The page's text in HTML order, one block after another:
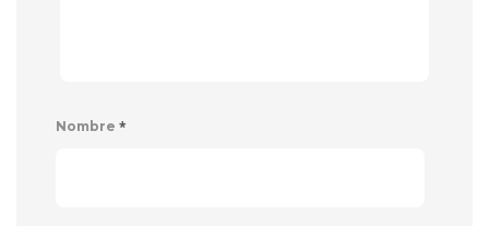
Nombre *